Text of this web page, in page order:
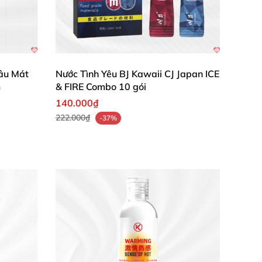
giác mềm mại của da và sự mượt mà khi
và dễ chịu, rất đáng để thử!" – Lan Anh
dâu ngay hôm nay để cảm nhận sự khác
Mát
Nước Tình Yêu BJ Kawaii CJ Japan ICE
& FIRE Combo 10 gói
140.000₫
222.000₫ -37%